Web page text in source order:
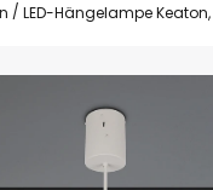
LED-Hängelampe